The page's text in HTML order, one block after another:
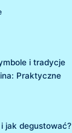
i tradycje
Praktyczne
jak degustować?